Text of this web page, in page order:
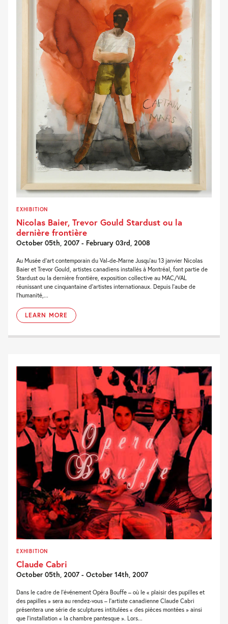
EXHIBITION
Nicolas Baier, Trevor Gould Stardust ou la
dernière frontière
October 05th, 2007 - February 03rd, 2008
Au Musée d’art contemporain du Val-de-Marne Jusqu’au 13 janvier Nicolas
Baier et Trevor Gould, artistes canadiens installés à Montréal, font partie de
Stardust ou la dernière frontière, exposition collective au MAC/VAL
réunissant une cinquantaine d’artistes internationaux. Depuis l’aube de
l’humanité,...
LEARN MORE
EXHIBITION
Claude Cabri
October 05th, 2007 - October 14th, 2007
Dans le cadre de l’événement Opéra Bouffe – où le « plaisir des pupilles et
des papilles » sera au rendez-vous – l’artiste canadienne Claude Cabri
présentera une série de sculptures intitulées « des pièces montées » ainsi
que l’installation « la chambre pantesque ». Lors...